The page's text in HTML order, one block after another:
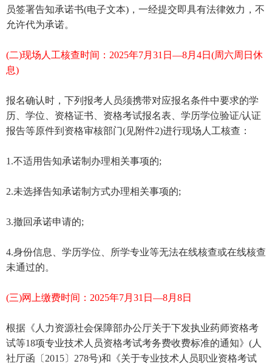
员签署告知承诺书(电子文本)，一经提交即具有法律效力，不
允许代为承诺。
(二)现场人工核查时间：2025年7月31日—8月4日(周六周日休
息)
报名确认时，下列报考人员须携带对应报名条件中要求的学
历、学位、资格证书、资格考试报名表、学历学位验证/认证
报告等原件到资格审核部门(见附件2)进行现场人工核查：
1.不适用告知承诺制办理相关事项的;
2.未选择告知承诺制方式办理相关事项的;
3.撤回承诺申请的;
4.身份信息、学历学位、所学专业等无法在线核查或在线核查
未通过的。
(三)网上缴费时间：2025年7月31日—8月8日
根据《人力资源社会保障部办公厅关于下发执业药师资格考
试等18项专业技术人员资格考试考务费收费标准的通知》(人
社厅函〔2015〕278号)和《关于专业技术人员职业资格考试